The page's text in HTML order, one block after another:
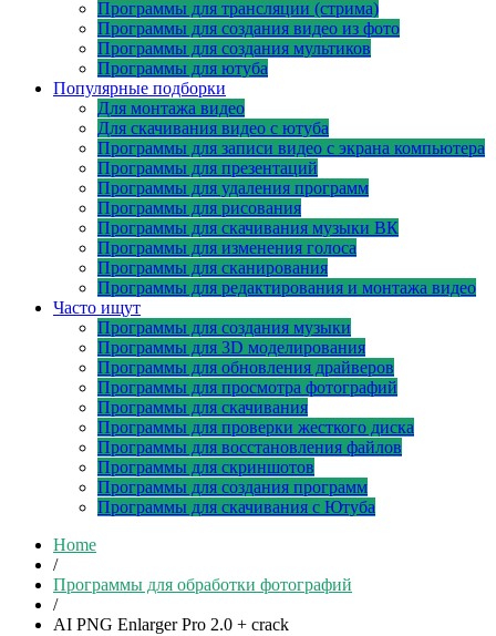
Программы для трансляции (стрима)
Программы для создания видео из фото
Программы для создания мультиков
Программы для ютуба
Популярные подборки
Для монтажа видео
Для скачивания видео с ютуба
Программы для записи видео с экрана компьютера
Программы для презентаций
Программы для удаления программ
Программы для рисования
Программы для скачивания музыки ВК
Программы для изменения голоса
Программы для сканирования
Программы для редактирования и монтажа видео
Часто ищут
Программы для создания музыки
Программы для 3D моделирования
Программы для обновления драйверов
Программы для просмотра фотографий
Программы для скачивания
Программы для проверки жесткого диска
Программы для восстановления файлов
Программы для скриншотов
Программы для создания программ
Программы для скачивания с Ютуба
Home
/
Программы для обработки фотографий
/
AI PNG Enlarger Pro 2.0 + crack